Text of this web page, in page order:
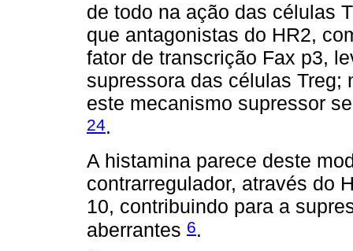
de todo na ação das células
que antagonistas do HR2,
fator de transcrição Fax p3,
supressora das células Treg;
este mecanismo supressor
24.
A histamina parece deste
contrarregulador, através do
10, contribuindo para a
aberrantes 6.